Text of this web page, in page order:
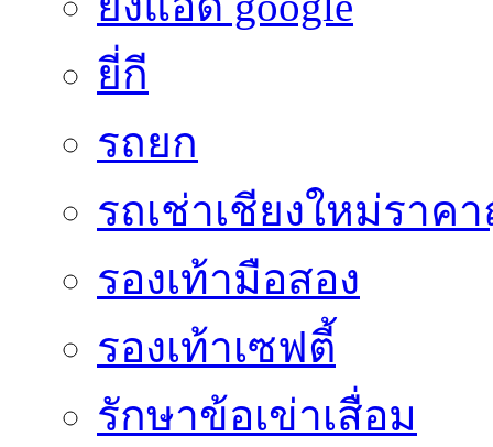
ยี่กี
รถยก
รถเช่าเชียงใหม่ราค
รองเท้ามือสอง
รองเท้าเซฟตี้
รักษาข้อเข่าเสื่อม